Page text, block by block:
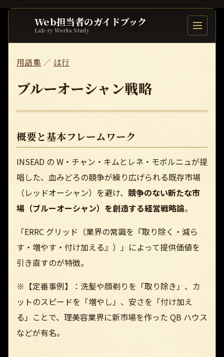
Web担当者のガイドブック
Lab-ry Works Study 目次を開
用語集／ は行
ブルーオーシャン戦略
概要と基本フレームワーク
INSEAD の W・チャン・キムとレネ・モボルニュが提
唱した、血みどろの競争が繰り広げられる既存市場
（レッドオーシャン）を避け、 競争のない新たな市
場（ブルーオーシャン）を創造する経営戦略論。
「ERRC グリッド（業界の常識を『取り除く・減ら
す・増やす・付け加える』）」によって提供価値を
引き直すのが特徴。
※【定番事例】：洗髪や顔剃りを「取り除き」、カ
ットのスピードを「増やし」、安さを「付け加え
る」ことで、理美容業界に新市場を作った QB ハウス
などが有名。